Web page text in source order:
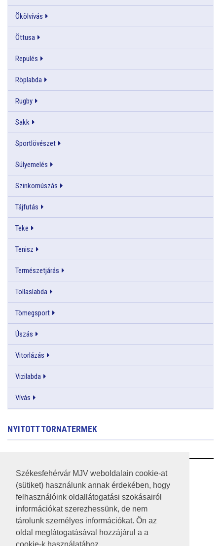
Székesfehérvár MJV weboldalain cookie-at
(sütiket) használunk annak érdekében, hogy
felhasználóink oldallátogatási szokásairól
információkat szerezhessünk, de nem
tárolunk személyes információkat. Ön az
oldal meglátogatásával hozzájárul a a
Ökölvívás
Öttusa
Repülés
Röplabda
Rugby
Sakk
Sportlövészet
Súlyemelés
Szinkornúszás
Tájfutás
Teke
Tenisz
Természetjárás
Tollaslabda
Tömegsport
Úszás
Vitorlázás
Vizilabda
Vívás
NYITOTT TORNATERMEK
RSS
A HONLAP 2017.03.31-I ÁLLAPOTA
JOGI NYILATKOZAT
IMPRESSZUM